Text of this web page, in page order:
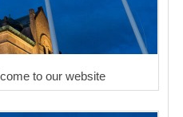
to our website